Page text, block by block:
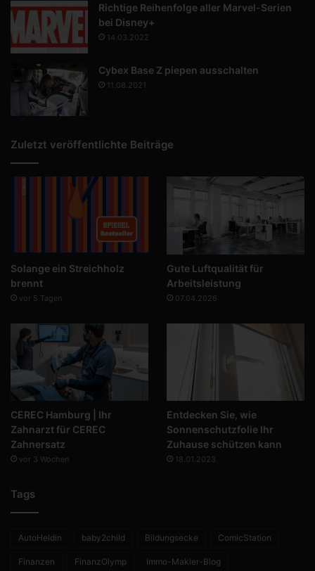
Richtige Reihenfolge aller Marvel-Serien
bei Disney+
14.03.2022
Cybex Base Z piepen ausschalten
11.08.2021
Zuletzt veröffentlichte Beiträge
Solange ein Streichholz
brennt
vor 5 Tagen
Gute Luftqualität für
Arbeitsleistung
07.04.2026
CEREC Hamburg | Ihr
Zahnarzt für CEREC
Zahnersatz
vor 3 Wochen
Entdecken Sie, wie
Sonnenschutzfolie Ihr
Zuhause schützen kann
18.01.2023
Tags
AutoHeldin baby2child Bildungsecke ComicStation
Finanzen FinanzOlymp Immo-Makler-Blog